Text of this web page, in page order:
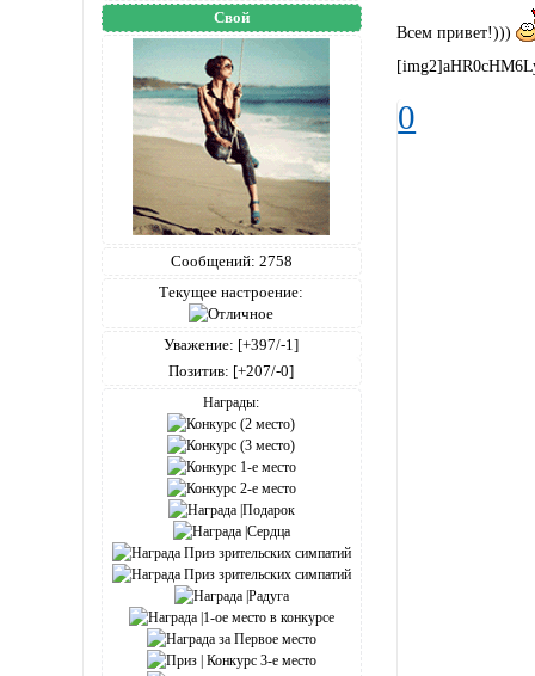
Свой
Сообщений: 2758
Текущее настроение:
Уважение: [+397/-1]
Позитив: [+207/-0]
Награды:
Всем привет!)))
0